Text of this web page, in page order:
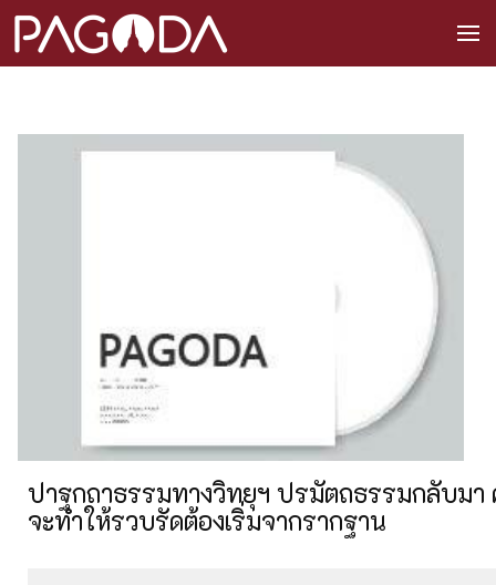
ปาฐกถาธรรมทางวิทยุฯ ปรมัตถธรรมกลับมา
จะทำให้รวบรัดต้องเริ่มจากรากฐาน